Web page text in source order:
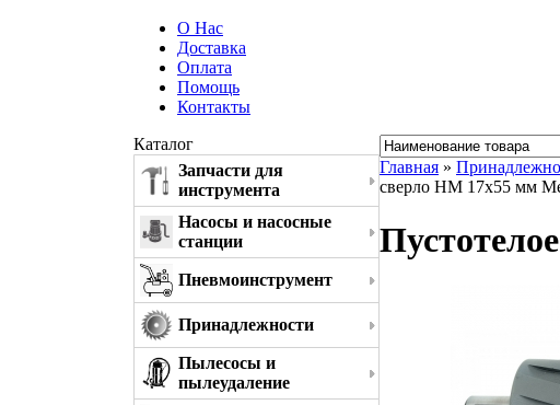
О Нас
Доставка
Оплата
Помощь
Контакты
Каталог
Запчасти для
инструмента
Насосы и насосные
станции
Пневмоинструмент
Принадлежности
Пылесосы и
пылеудаление
Главная »
сверло HM 17x55 мм